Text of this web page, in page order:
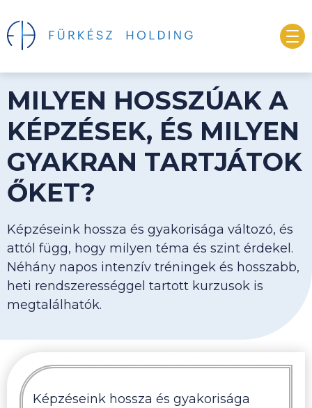
MILYEN HOSSZÚAK A
KÉPZÉSEK, ÉS MILYEN
GYAKRAN TARTJÁTOK
ŐKET?
Képzéseink hossza és gyakorisága változó, és
attól függ, hogy milyen téma és szint érdekel.
Néhány napos intenzív tréningek és hosszabb,
heti rendszerességgel tartott kurzusok is
megtalálhatók.
Képzéseink hossza és gyakorisága